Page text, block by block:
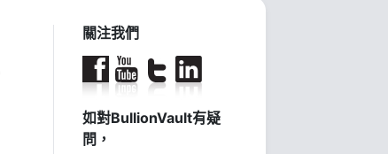
關注我們
如對BullionVault有疑
問，